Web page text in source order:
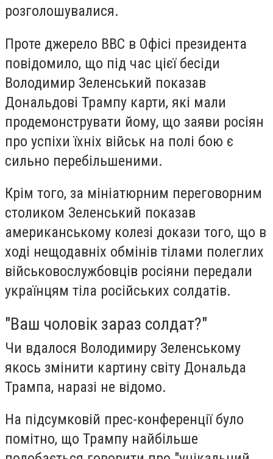
розголошувалися.
Проте джерело ВВС в Офісі президента
повідомило, що під час цієї бесіди
Володимир Зеленський показав
Дональдові Трампу карти, які мали
продемонструвати йому, що заяви росіян
про успіхи їхніх військ на полі бою є
сильно перебільшеними.
Крім того, за мініатюрним переговорним
столиком Зеленський показав
американському колезі докази того, що в
ході нещодавніх обмінів тілами полеглих
військовослужбовців росіяни передали
українцям тіла російських солдатів.
"Ваш чоловік зараз солдат?"
Чи вдалося Володимиру Зеленському
якось змінити картину світу Дональда
Трампа, наразі не відомо.
На підсумковій прес-конференції було
помітно, що Трампу найбільше